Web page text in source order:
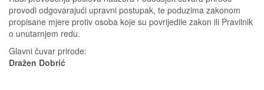
provodi odgovarajući upravni postupak, te poduzima zakonom
propisane mjere protiv osoba koje su povrijedile zakon ili Pravilnik
o unutarnjem redu.
Glavni čuvar prirode:
Dražen Dobrić